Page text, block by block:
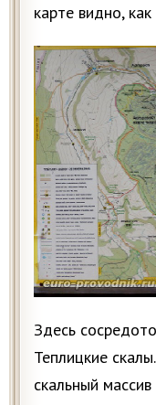
карте видно,
Здесь
Теплицкие
скальный